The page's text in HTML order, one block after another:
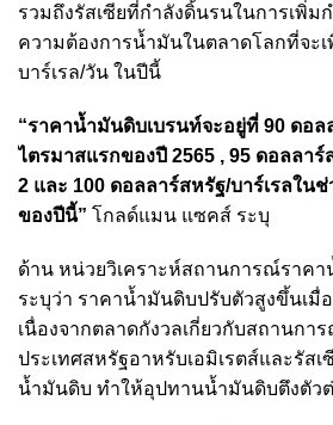
รวมถึงรัสเซียที่กำลังดิ้นรนในการเพิ่ม
ความต้องการน้ำมันในตลาดโลกที่จะ
บาร์เรล/วัน ในปีนี้
“ราคาน้ำมันดิบเบรนท์จะอยู่ที่ 90 ดอล
ไตรมาสแรกของปี 2565 , 95 ดอลลา
2 และ 100 ดอลลาร์สหรัฐ/บาร์เรลใน
ของปีนี้” โกลด์แมน แซคส์ ระบุ
ด้าน หน่วยวิเคราะห์สถานการณ์ราค
ระบุว่า ราคาน้ำมันดิบปรับตัวสูงขึ้นเมื่
เนื่องจากตลาดกังวลเกี่ยวกับสถานกา
ประเทศสหรัฐอาหรับเอมิเรตส์และรัส
น้ำมันดิบ ทำให้อุปทานน้ำมันดิบตึงตัวต่